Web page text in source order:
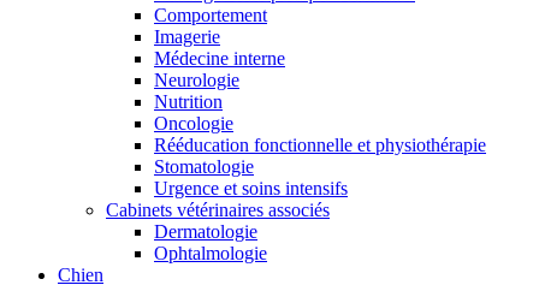
Comportement
Imagerie
Médecine interne
Neurologie
Nutrition
Oncologie
Rééducation fonctionnelle et physiothérapie
Stomatologie
Urgence et soins intensifs
Cabinets vétérinaires associés
Dermatologie
Ophtalmologie
Chien